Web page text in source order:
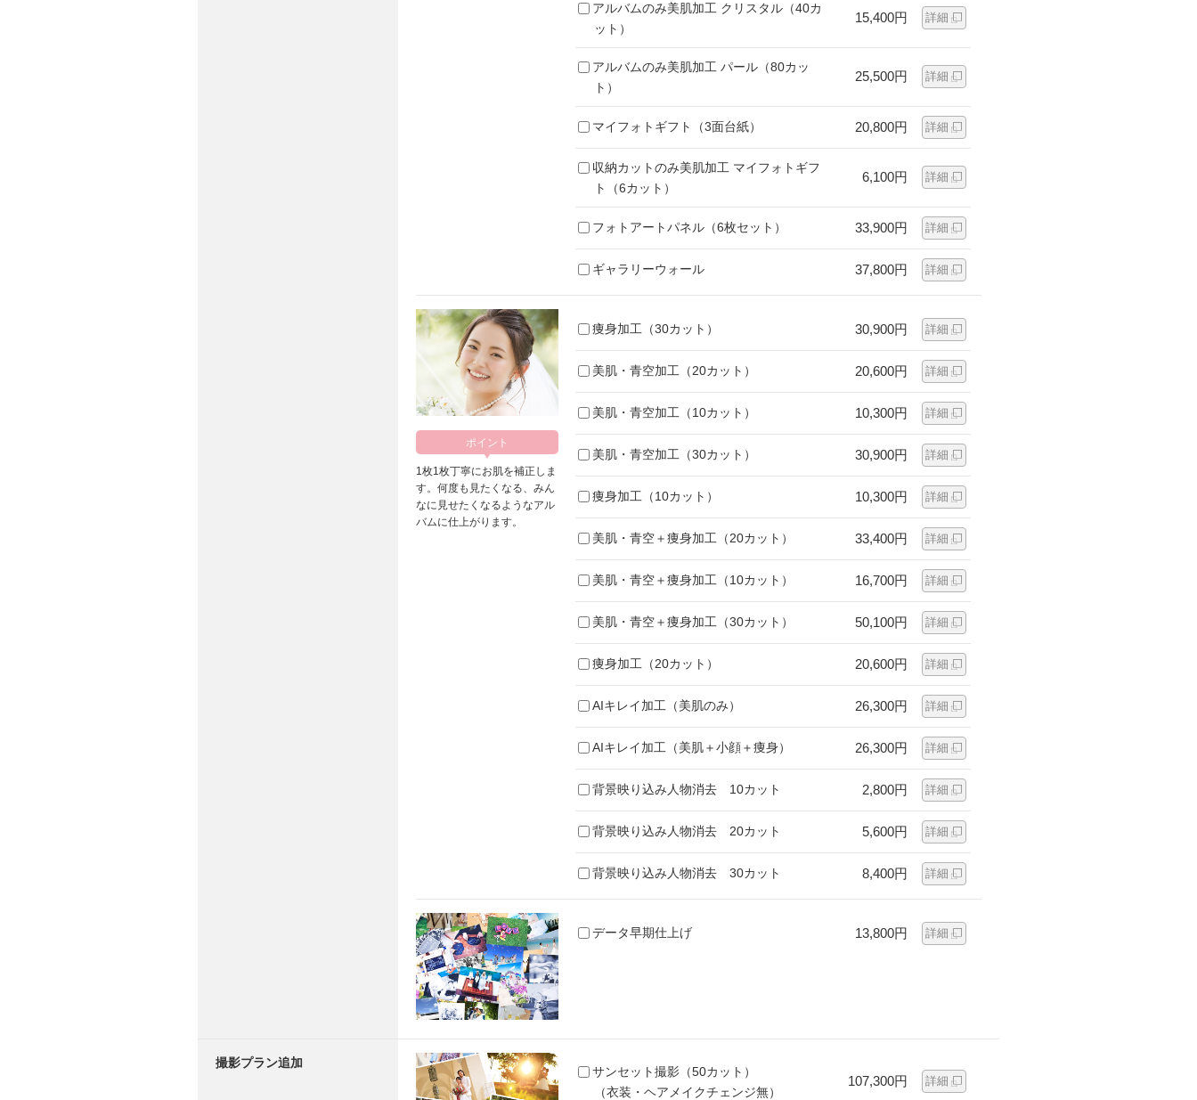
アルバムのみ美肌加工 クリスタル（40カ
ット）
15,400円 詳細
アルバムのみ美肌加工 パール（80カッ
ト）
25,500円 詳細
マイフォトギフト（3面台紙） 20,800円 詳細
収納カットのみ美肌加工 マイフォトギフ
ト（6カット）
6,100円 詳細
フォトアートパネル（6枚セット） 33,900円 詳細
ギャラリーウォール 37,800円 詳細
1枚1枚丁寧にお肌を補正しま
す。何度も見たくなる、みん
なに見せたくなるようなアル
バムに仕上がります。
痩身加工（30カット） 30,900円 詳細
美肌・青空加工（20カット） 20,600円 詳細
美肌・青空加工（10カット） 10,300円 詳細
美肌・青空加工（30カット） 30,900円 詳細
痩身加工（10カット） 10,300円 詳細
美肌・青空＋痩身加工（20カット） 33,400円 詳細
美肌・青空＋痩身加工（10カット） 16,700円 詳細
美肌・青空＋痩身加工（30カット） 50,100円 詳細
痩身加工（20カット） 20,600円 詳細
AIキレイ加工（美肌のみ） 26,300円 詳細
AIキレイ加工（美肌＋小顔＋痩身） 26,300円 詳細
背景映り込み人物消去 10カット 2,800円 詳細
背景映り込み人物消去 20カット 5,600円 詳細
背景映り込み人物消去 30カット 8,400円 詳細
データ早期仕上げ 13,800円 詳細
撮影プラン追加
サンセット撮影（50カット）
（衣装・ヘアメイクチェンジ無）
107,300円 詳細